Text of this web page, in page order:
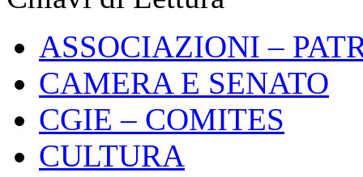
ASSOCIAZIONI –
CAMERA E SENATO
CGIE – COMITES
CULTURA